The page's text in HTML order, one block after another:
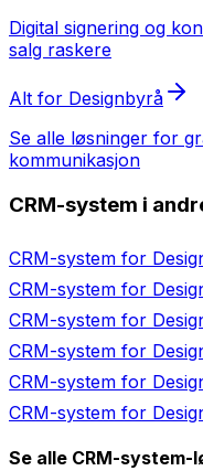
Digital signering og
salg raskere
Alt for Designbyrå
Se alle løsninger for
kommunikasjon
CRM-system i
CRM-system for
CRM-system for
CRM-system for
CRM-system for
CRM-system for
CRM-system for
Se alle CRM-system-